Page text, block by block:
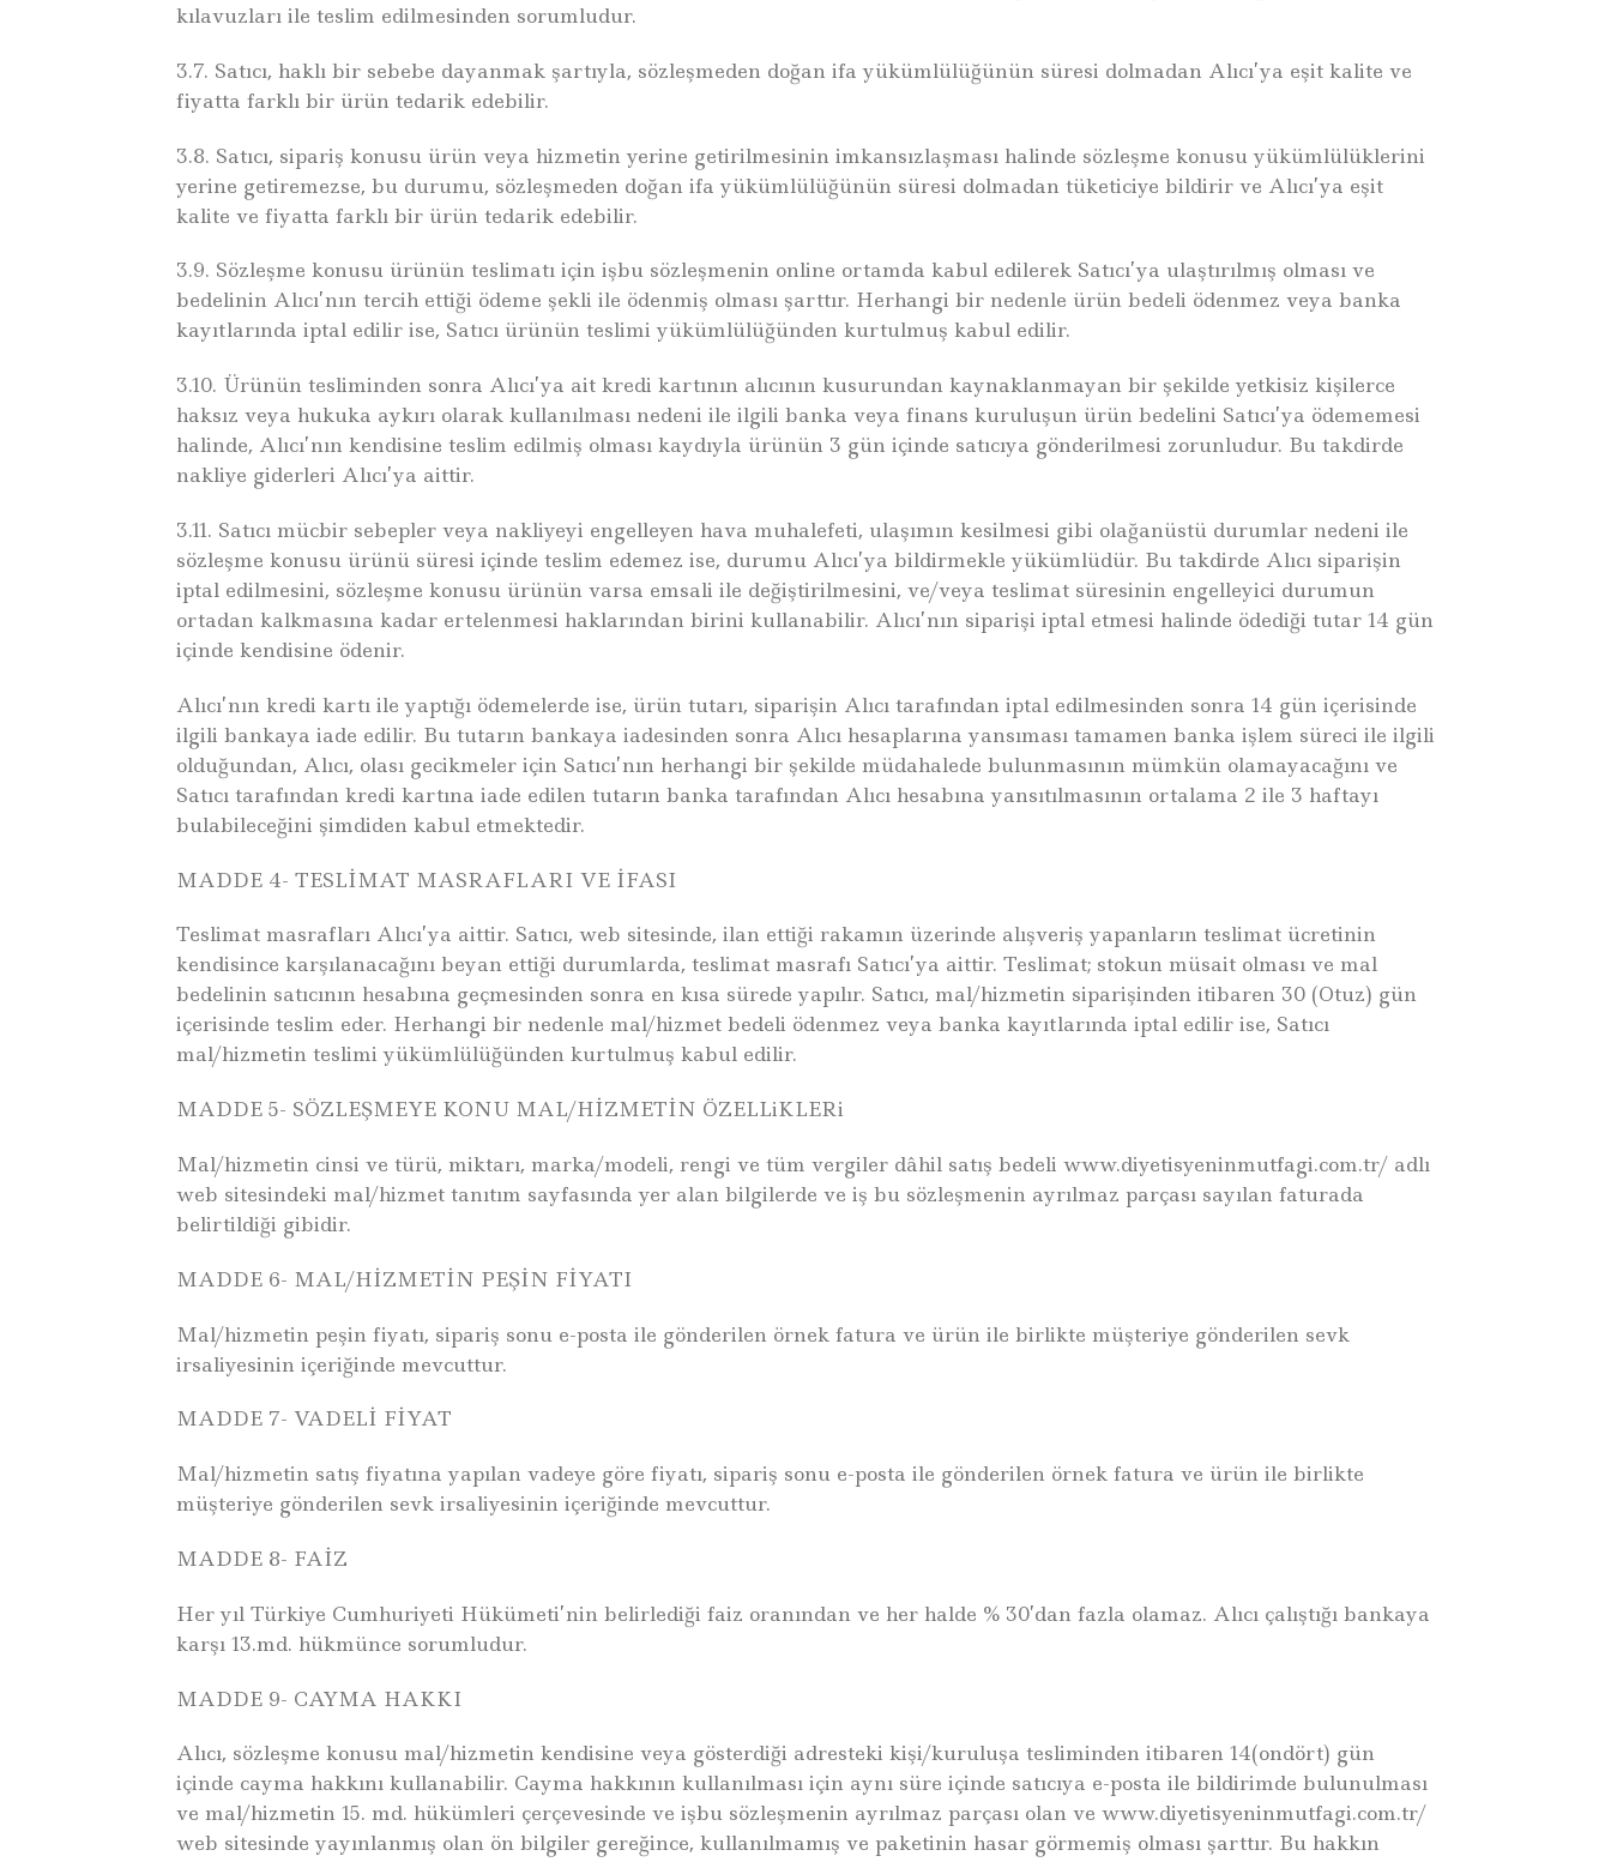
kılavuzları ile teslim edilmesinden sorumludur.
3.7. Satıcı, haklı bir sebebe dayanmak şartıyla, sözleşmeden doğan ifa yükümlülüğünün süresi dolmadan Alıcı’ya eşit kalite ve
fiyatta farklı bir ürün tedarik edebilir.
3.8. Satıcı, sipariş konusu ürün veya hizmetin yerine getirilmesinin imkansızlaşması halinde sözleşme konusu yükümlülüklerini
yerine getiremezse, bu durumu, sözleşmeden doğan ifa yükümlülüğünün süresi dolmadan tüketiciye bildirir ve Alıcı’ya eşit
kalite ve fiyatta farklı bir ürün tedarik edebilir.
3.9. Sözleşme konusu ürünün teslimatı için işbu sözleşmenin online ortamda kabul edilerek Satıcı’ya ulaştırılmış olması ve
bedelinin Alıcı’nın tercih ettiği ödeme şekli ile ödenmiş olması şarttır. Herhangi bir nedenle ürün bedeli ödenmez veya banka
kayıtlarında iptal edilir ise, Satıcı ürünün teslimi yükümlülüğünden kurtulmuş kabul edilir.
3.10. Ürünün tesliminden sonra Alıcı’ya ait kredi kartının alıcının kusurundan kaynaklanmayan bir şekilde yetkisiz kişilerce
haksız veya hukuka aykırı olarak kullanılması nedeni ile ilgili banka veya finans kuruluşun ürün bedelini Satıcı’ya ödememesi
halinde, Alıcı’nın kendisine teslim edilmiş olması kaydıyla ürünün 3 gün içinde satıcıya gönderilmesi zorunludur. Bu takdirde
nakliye giderleri Alıcı’ya aittir.
3.11. Satıcı mücbir sebepler veya nakliyeyi engelleyen hava muhalefeti, ulaşımın kesilmesi gibi olağanüstü durumlar nedeni ile
sözleşme konusu ürünü süresi içinde teslim edemez ise, durumu Alıcı’ya bildirmekle yükümlüdür. Bu takdirde Alıcı siparişin
iptal edilmesini, sözleşme konusu ürünün varsa emsali ile değiştirilmesini, ve/veya teslimat süresinin engelleyici durumun
ortadan kalkmasına kadar ertelenmesi haklarından birini kullanabilir. Alıcı’nın siparişi iptal etmesi halinde ödediği tutar 14 gün
içinde kendisine ödenir.
Alıcı’nın kredi kartı ile yaptığı ödemelerde ise, ürün tutarı, siparişin Alıcı tarafından iptal edilmesinden sonra 14 gün içerisinde
ilgili bankaya iade edilir. Bu tutarın bankaya iadesinden sonra Alıcı hesaplarına yansıması tamamen banka işlem süreci ile ilgili
olduğundan, Alıcı, olası gecikmeler için Satıcı’nın herhangi bir şekilde müdahalede bulunmasının mümkün olamayacağını ve
Satıcı tarafından kredi kartına iade edilen tutarın banka tarafından Alıcı hesabına yansıtılmasının ortalama 2 ile 3 haftayı
bulabileceğini şimdiden kabul etmektedir.
MADDE 4- TESLİMAT MASRAFLARI VE İFASI
Teslimat masrafları Alıcı’ya aittir. Satıcı, web sitesinde, ilan ettiği rakamın üzerinde alışveriş yapanların teslimat ücretinin
kendisince karşılanacağını beyan ettiği durumlarda, teslimat masrafı Satıcı’ya aittir. Teslimat; stokun müsait olması ve mal
bedelinin satıcının hesabına geçmesinden sonra en kısa sürede yapılır. Satıcı, mal/hizmetin siparişinden itibaren 30 (Otuz) gün
içerisinde teslim eder. Herhangi bir nedenle mal/hizmet bedeli ödenmez veya banka kayıtlarında iptal edilir ise, Satıcı
mal/hizmetin teslimi yükümlülüğünden kurtulmuş kabul edilir.
MADDE 5- SÖZLEŞMEYE KONU MAL/HİZMETİN ÖZELLiKLERi
Mal/hizmetin cinsi ve türü, miktarı, marka/modeli, rengi ve tüm vergiler dâhil satış bedeli www.diyetisyeninmutfagi.com.tr/ adlı
web sitesindeki mal/hizmet tanıtım sayfasında yer alan bilgilerde ve iş bu sözleşmenin ayrılmaz parçası sayılan faturada
belirtildiği gibidir.
MADDE 6- MAL/HİZMETİN PEŞİN FİYATI
Mal/hizmetin peşin fiyatı, sipariş sonu e-posta ile gönderilen örnek fatura ve ürün ile birlikte müşteriye gönderilen sevk
irsaliyesinin içeriğinde mevcuttur.
MADDE 7- VADELİ FİYAT
Mal/hizmetin satış fiyatına yapılan vadeye göre fiyatı, sipariş sonu e-posta ile gönderilen örnek fatura ve ürün ile birlikte
müşteriye gönderilen sevk irsaliyesinin içeriğinde mevcuttur.
MADDE 8- FAİZ
Her yıl Türkiye Cumhuriyeti Hükümeti’nin belirlediği faiz oranından ve her halde % 30’dan fazla olamaz. Alıcı çalıştığı bankaya
karşı 13.md. hükmünce sorumludur.
MADDE 9- CAYMA HAKKI
Alıcı, sözleşme konusu mal/hizmetin kendisine veya gösterdiği adresteki kişi/kuruluşa tesliminden itibaren 14(ondört) gün
içinde cayma hakkını kullanabilir. Cayma hakkının kullanılması için aynı süre içinde satıcıya e-posta ile bildirimde bulunulması
ve mal/hizmetin 15. md. hükümleri çerçevesinde ve işbu sözleşmenin ayrılmaz parçası olan ve www.diyetisyeninmutfagi.com.tr/
web sitesinde yayınlanmış olan ön bilgiler gereğince, kullanılmamış ve paketinin hasar görmemiş olması şarttır. Bu hakkın